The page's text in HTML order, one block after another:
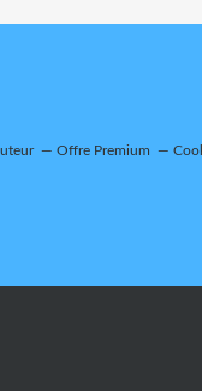
Offre Premium